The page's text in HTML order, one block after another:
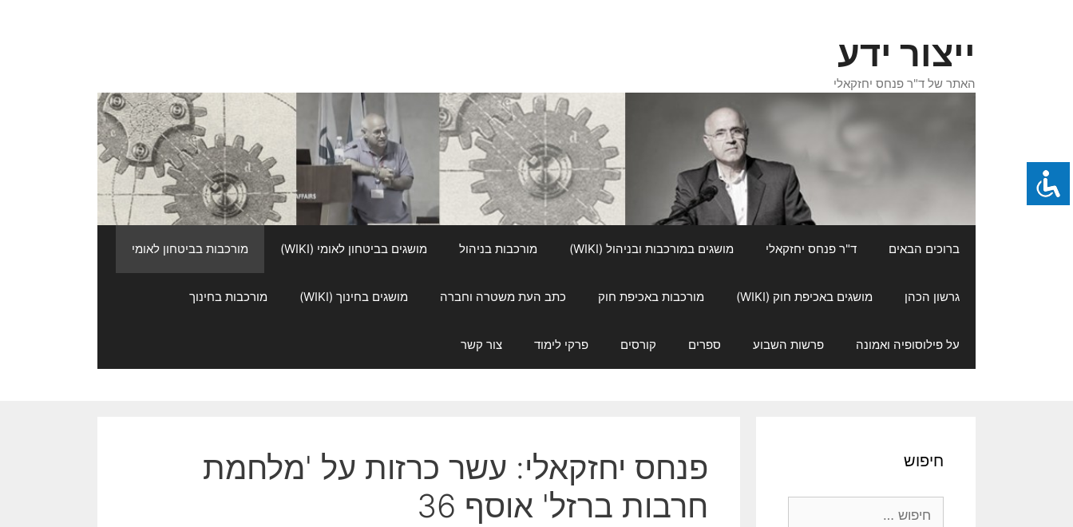
ייצור ידע
האתר של ד"ר פנחס יחזקאלי
ברוכים הבאים ד"ר פנחס יחזקאלי מושגים במורכבות ובניהול (WIKI) מורכבות בניהול מושגים בביטחון לאומי (WIKI) מורכבות בביטחון לאומי
גרשון הכהן מושגים באכיפת חוק (WIKI) מורכבות באכיפת חוק כתב העת משטרה וחברה מושגים בחינוך (WIKI) מורכבות בחינוך
על פילוסופיה ואמונה פרשות השבוע ספרים קורסים פרקי לימוד צור קשר
פנחס יחזקאלי: עשר כרזות על 'מלחמת
חרבות ברזל' אוסף 36
חיפוש